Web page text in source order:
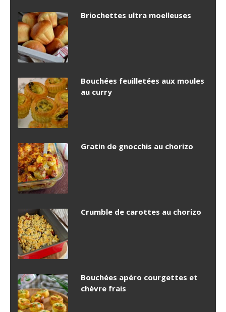
Briochettes ultra moelleuses
Bouchées feuilletées aux moules
au curry
Gratin de gnocchis au chorizo
Crumble de carottes au chorizo
Bouchées apéro courgettes et
chèvre frais